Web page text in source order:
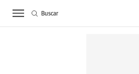
Buscar